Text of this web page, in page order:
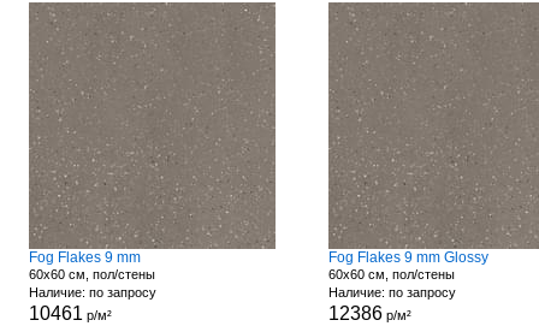
Fog Flakes 9 mm
60x60 см, пол/стены
Наличие: по запросу
10461 р/м²
Fog Flakes 9 mm Glossy
60x60 см, пол/стены
Наличие: по запросу
12386р/м²